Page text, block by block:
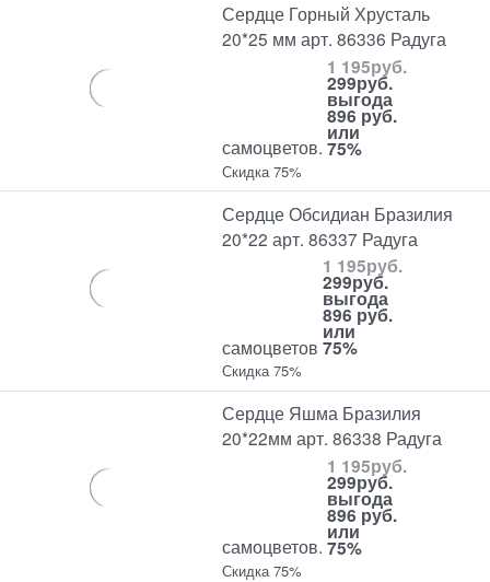
Сердце Горный Хрусталь
20*25 мм арт. 86336 Радуга
самоцветов.
1 195руб.
299руб.
выгода
896 руб.
или
75%
Скидка 75%
Сердце Обсидиан Бразилия
20*22 арт. 86337 Радуга
самоцветов
1 195руб.
299руб.
выгода
896 руб.
или
75%
Скидка 75%
Сердце Яшма Бразилия
20*22мм арт. 86338 Радуга
самоцветов.
1 195руб.
299руб.
выгода
896 руб.
или
75%
Скидка 75%